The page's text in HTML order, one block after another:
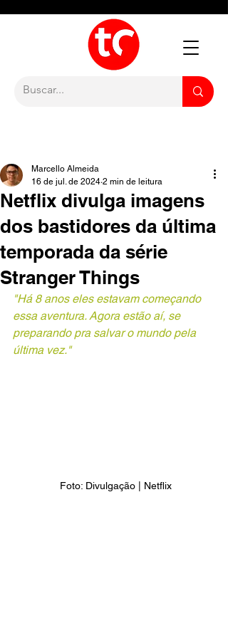
Netflix divulga imagens
dos bastidores da última
temporada da série
Stranger Things
Marcello Almeida
16 de jul. de 2024 2 min de leitura
"Há 8 anos eles estavam começando
essa aventura. Agora estão aí, se
preparando pra salvar o mundo pela
última vez."
Foto: Divulgação | Netflix